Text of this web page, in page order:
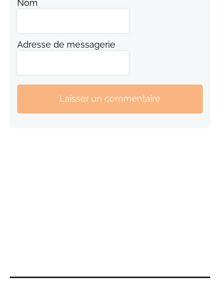
Nom
Adresse de messagerie
Laisser un commentaire